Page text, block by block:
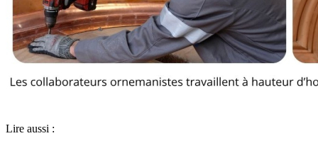
Lire aussi :